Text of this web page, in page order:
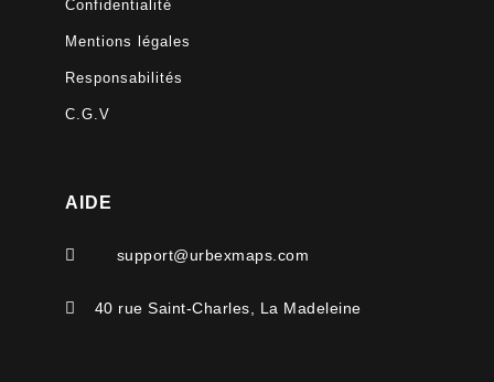
Confidentialité
Mentions légales
Responsabilités
C.G.V
AIDE
 support@urbexmaps.com
 40 rue Saint-Charles, La Madeleine